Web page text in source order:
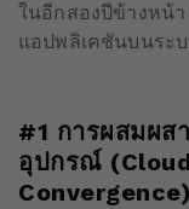
ในอีกสองปีข้างหน้า
แอปพลิเคชันบนระ
#1 การผสมผส
อุปกรณ์ (
Convergence)